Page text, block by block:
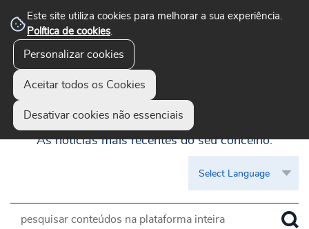
Este site utiliza cookies para melhorar a sua experiência.
Política de cookies.
Personalizar cookies
Aceitar todos os Cookies
Desativar cookies não essenciais
Guimarães Visível
As notícias mais recentes do seu concelho.